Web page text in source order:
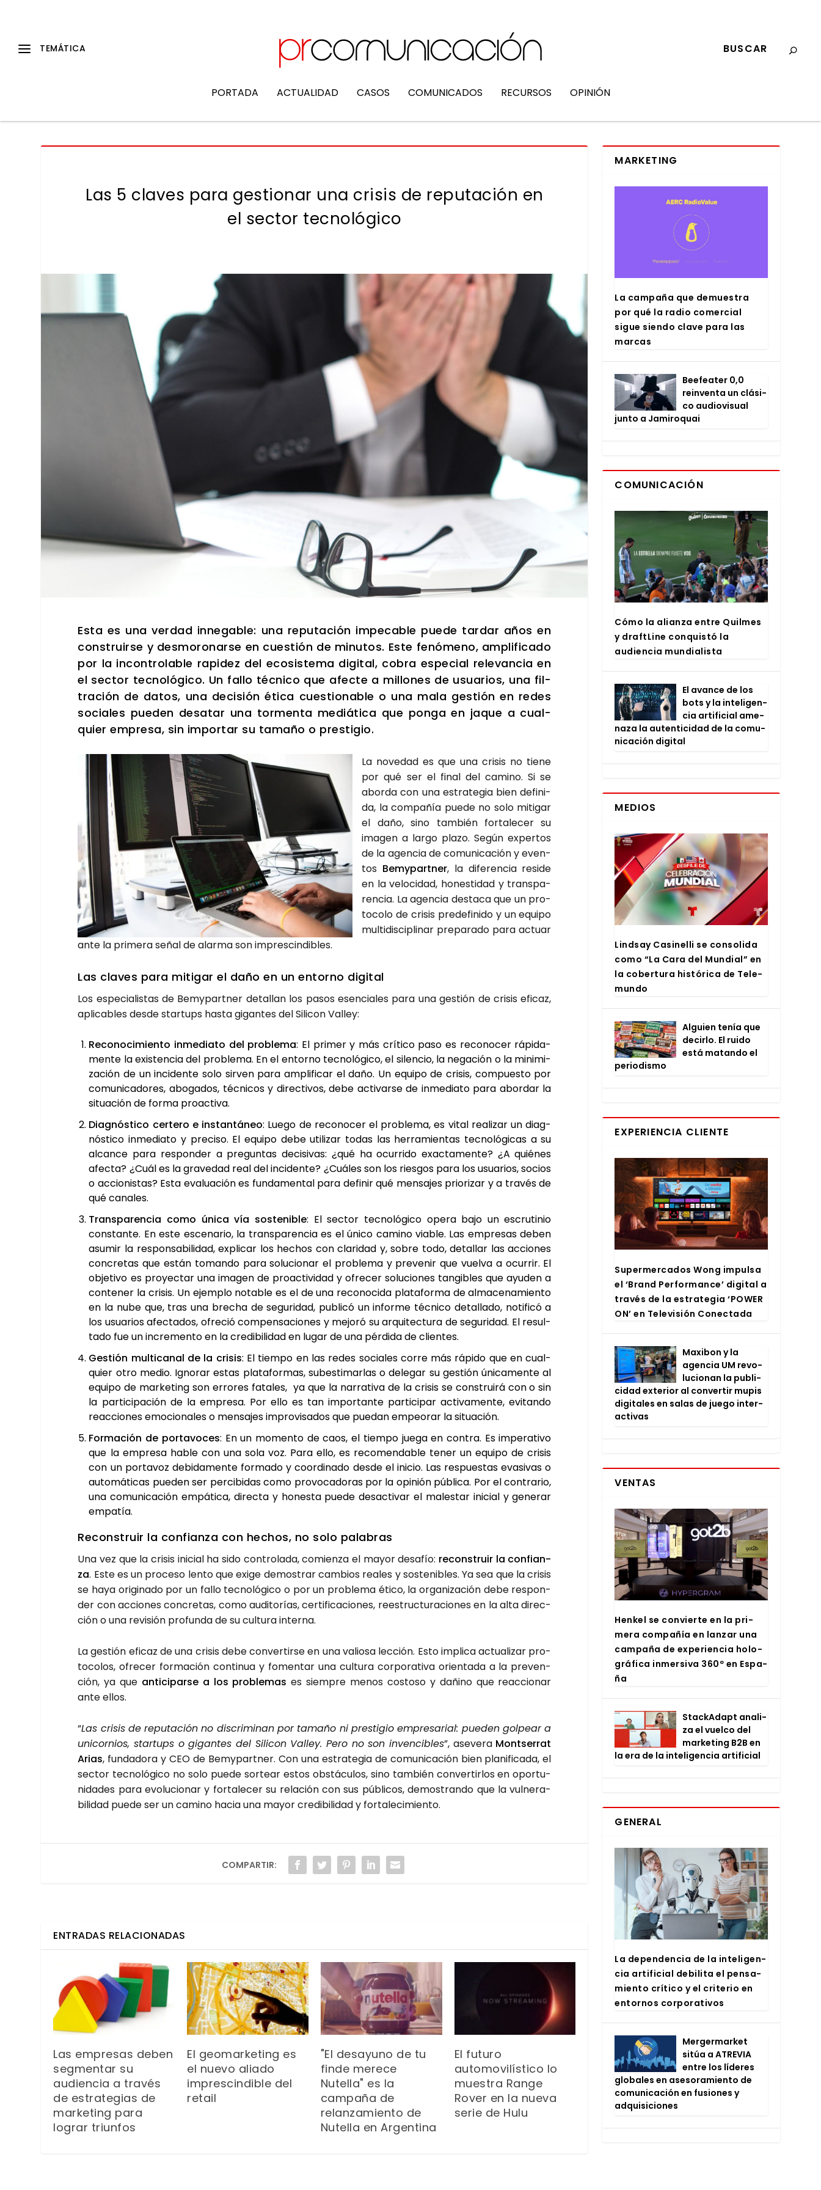
PORTADA ACTUALIDAD CASOS COMUNICADOS RECURSOS OPINIÓN
Las 5 claves para gestionar una crisis de reputación en
el sector tecnológico
Esta es una ver­dad inne­ga­ble: una repu­tación impe­ca­ble pue­de tar­dar años en
cons­truir­se y des­mo­ro­nar­se en cues­tión de minu­tos. Este fenó­meno, ampli­fi­ca­do
por la incon­tro­la­ble rapi­dez del eco­sis­te­ma digi­tal, cobra espe­cial rele­van­cia en
el sec­tor tec­no­ló­gi­co. Un fallo téc­ni­co que afec­te a millo­nes de usua­rios, una fil­
tra­ción de datos, una deci­sión éti­ca cues­tio­na­ble o una mala ges­tión en redes
socia­les pue­den des­atar una tor­men­ta mediá­ti­ca que pon­ga en jaque a cual­
quier empre­sa, sin impor­tar su tama­ño o pres­ti­gio.
La nove­dad es que una cri­sis no tie­ne
por qué ser el final del camino. Si se
abor­da con una estra­te­gia bien defi­ni­
da, la com­pa­ñía pue­de no solo miti­gar
el daño, sino tam­bién for­ta­le­cer su
ima­gen a lar­go pla­zo. Según exper­tos
de la agen­cia de comu­ni­ca­ción y even­
tos Bemy­part­ner, la dife­ren­cia resi­de
en la velo­ci­dad, hones­ti­dad y trans­pa­
ren­cia. La agen­cia des­ta­ca que un pro­
to­co­lo de cri­sis pre­de­fi­ni­do y un equi­po
mul­ti­dis­ci­pli­nar pre­pa­ra­do para actuar
ante la pri­me­ra señal de alar­ma son impres­cin­di­bles.
Las cla­ves para miti­gar el daño en un entorno digi­tal
Los espe­cia­lis­tas de Bemy­part­ner deta­llan los pasos esen­cia­les para una ges­tión de cri­sis efi­caz,
apli­ca­bles des­de star­tups has­ta gigan­tes del Sili­con Valley:
Reco­no­ci­mien­to inme­dia­to del pro­ble­ma: El pri­mer y más crí­ti­co paso es reco­no­cer rápi­da­
men­te la exis­ten­cia del pro­ble­ma. En el entorno tec­no­ló­gi­co, el silen­cio, la nega­ción o la mini­mi­
za­ción de un inci­den­te solo sir­ven para ampli­fi­car el daño. Un equi­po de cri­sis, com­pues­to por
comu­ni­ca­do­res, abo­ga­dos, téc­ni­cos y direc­ti­vos, debe acti­var­se de inme­dia­to para abor­dar la
situa­ción de for­ma proac­ti­va.
Diag­nós­ti­co cer­te­ro e ins­tan­tá­neo: Lue­go de reco­no­cer el pro­ble­ma, es vital rea­li­zar un diag­
nós­ti­co inme­dia­to y pre­ci­so. El equi­po debe uti­li­zar todas las herra­mien­tas tec­no­ló­gi­cas a su
alcan­ce para res­pon­der a pre­gun­tas deci­si­vas: ¿qué ha ocu­rri­do exac­ta­men­te? ¿A quié­nes
afec­ta? ¿Cuál es la gra­ve­dad real del inci­den­te? ¿Cuá­les son los ries­gos para los usua­rios, socios
o accio­nis­tas? Esta eva­lua­ción es fun­da­men­tal para defi­nir qué men­sa­jes prio­ri­zar y a tra­vés de
qué cana­les.
Trans­pa­ren­cia como úni­ca vía sos­te­ni­ble: El sec­tor tec­no­ló­gi­co ope­ra bajo un escru­ti­nio
cons­tan­te. En este esce­na­rio, la trans­pa­ren­cia es el úni­co camino via­ble. Las empre­sas deben
asu­mir la res­pon­sa­bi­li­dad, expli­car los hechos con cla­ri­dad y, sobre todo, deta­llar las accio­nes
con­cre­tas que están toman­do para solu­cio­nar el pro­ble­ma y pre­ve­nir que vuel­va a ocu­rrir. El
obje­ti­vo es pro­yec­tar una ima­gen de proac­ti­vi­dad y ofre­cer solu­cio­nes tan­gi­bles que ayu­den a
con­te­ner la cri­sis. Un ejem­plo nota­ble es el de una reco­no­ci­da pla­ta­for­ma de alma­ce­na­mien­to
en la nube que, tras una bre­cha de segu­ri­dad, publi­có un infor­me téc­ni­co deta­lla­do, noti­fi­có a
los usua­rios afec­ta­dos, ofre­ció com­pen­sa­cio­nes y mejo­ró su arqui­tec­tu­ra de segu­ri­dad. El resul­
ta­do fue un incre­men­to en la cre­di­bi­li­dad en lugar de una pér­di­da de clien­tes.
Ges­tión mul­ti­ca­nal de la cri­sis: El tiem­po en las redes socia­les corre más rápi­do que en cual­
quier otro medio. Igno­rar estas pla­ta­for­mas, sub­es­ti­mar­las o dele­gar su ges­tión úni­ca­men­te al
equi­po de mar­ke­ting son erro­res fata­les, ya que la narra­ti­va de la cri­sis se cons­trui­rá con o sin
la par­ti­ci­pa­ción de la empre­sa. Por ello es tan impor­tan­te par­ti­ci­par acti­va­men­te, evi­tan­do
reac­cio­nes emo­cio­na­les o men­sa­jes impro­vi­sa­dos que pue­dan empeo­rar la situa­ción.
For­ma­ción de por­ta­vo­ces: En un momen­to de caos, el tiem­po jue­ga en con­tra. Es impe­ra­ti­vo
que la empre­sa hable con una sola voz. Para ello, es reco­men­da­ble tener un equi­po de cri­sis
con un por­ta­voz debi­da­men­te for­ma­do y coor­di­na­do des­de el ini­cio. Las res­pues­tas eva­si­vas o
auto­má­ti­cas pue­den ser per­ci­bi­das como pro­vo­ca­do­ras por la opi­nión públi­ca. Por el con­tra­rio,
una comu­ni­ca­ción empá­ti­ca, direc­ta y hones­ta pue­de des­ac­ti­var el males­tar ini­cial y gene­rar
empa­tía.
Recons­truir la con­fian­za con hechos, no solo pala­bras
Una vez que la cri­sis ini­cial ha sido con­tro­la­da, comien­za el mayor desa­fío: recons­truir la con­fian­
za. Este es un pro­ce­so len­to que exi­ge demos­trar cam­bios reales y sos­te­ni­bles. Ya sea que la cri­sis
se haya ori­gi­na­do por un fallo tec­no­ló­gi­co o por un pro­ble­ma éti­co, la orga­ni­za­ción debe res­pon­
der con accio­nes con­cre­tas, como audi­to­rías, cer­ti­fi­ca­cio­nes, rees­truc­tu­ra­cio­nes en la alta direc­
ción o una revi­sión pro­fun­da de su cul­tu­ra inter­na.
La ges­tión efi­caz de una cri­sis debe con­ver­tir­se en una valio­sa lec­ción. Esto impli­ca actua­li­zar pro­
to­co­los, ofre­cer for­ma­ción con­ti­nua y fomen­tar una cul­tu­ra cor­po­ra­ti­va orien­ta­da a la pre­ven­
ción, ya que anti­ci­par­se a los pro­ble­mas es siem­pre menos cos­to­so y dañino que reac­cio­nar
ante ellos.
“Las cri­sis de repu­tación no dis­cri­mi­nan por tama­ño ni pres­ti­gio empre­sa­rial: pue­den gol­pear a
uni­cor­nios, star­tups o gigan­tes del Sili­con Valley. Pero no son inven­ci­bles”, ase­ve­ra Mon­tse­rrat
Arias, fun­da­do­ra y CEO de Bemy­part­ner. Con una estra­te­gia de comu­ni­ca­ción bien pla­ni­fi­ca­da, el
sec­tor tec­no­ló­gi­co no solo pue­de sor­tear estos obs­tácu­los, sino tam­bién con­ver­tir­los en opor­tu­
ni­da­des para evo­lu­cio­nar y for­ta­le­cer su rela­ción con sus públi­cos, demos­tran­do que la vul­ne­ra­
bi­li­dad pue­de ser un camino hacia una mayor cre­di­bi­li­dad y for­ta­le­ci­mien­to.
COMPARTIR:
ENTRADAS RELACIONADAS
Las empresas deben
segmentar su
audiencia a través
de estrategias de
marketing para
lograr triunfos
El geomarketing es
el nuevo aliado
imprescindible del
retail
"El desayuno de tu
finde merece
Nutella" es la
campaña de
relanzamiento de
Nutella en Argentina
El futuro
automovilístico lo
muestra Range
Rover en la nueva
serie de Hulu
MARKETING
La cam­pa­ña que demues­tra
por qué la radio comer­cial
sigue sien­do cla­ve para las
mar­cas
Bee­fea­ter 0,0
rein­ven­ta un clá­si­
co audio­vi­sual
jun­to a Jami­ro­quai
COMUNICACIÓN
Cómo la alian­za entre Quil­mes
y draftLi­ne con­quis­tó la
audien­cia mun­dia­lis­ta
El avan­ce de los
bots y la inte­li­gen­
cia arti­fi­cial ame­
na­za la auten­ti­ci­dad de la comu­
ni­ca­ción digi­tal
MEDIOS
Lind­say Casi­ne­lli se con­so­li­da
como “La Cara del Mun­dial” en
la cober­tu­ra his­tó­ri­ca de Tele­
mun­do
Alguien tenía que
decir­lo. El rui­do
está matan­do el
perio­dis­mo
EXPERIENCIA CLIENTE
Super­mer­ca­dos Wong impul­sa
el ‘Brand Per­for­man­ce’ digi­tal a
tra­vés de la estra­te­gia ‘POWER
ON’ en Tele­vi­sión Conec­ta­da
Maxi­bon y la
agen­cia UM revo­
lu­cio­nan la publi­
ci­dad exte­rior al con­ver­tir mupis
digi­ta­les en salas de jue­go inter­
ac­ti­vas
VENTAS
Hen­kel se con­vier­te en la pri­
me­ra com­pa­ñía en lan­zar una
cam­pa­ña de expe­rien­cia holo­
grá­fi­ca inmer­si­va 360º en Espa­
ña
Stac­kA­dapt ana­li­
za el vuel­co del
mar­ke­ting B2B en
la era de la inte­li­gen­cia arti­fi­cial
GENERAL
La depen­den­cia de la inte­li­gen­
cia arti­fi­cial debi­li­ta el pen­sa­
mien­to crí­ti­co y el cri­te­rio en
entor­nos cor­po­ra­ti­vos
Mer­ger­mar­ket
sitúa a ATRE­VIA
entre los líde­res
glo­ba­les en ase­so­ra­mien­to de
comu­ni­ca­ción en fusio­nes y
adqui­si­cio­nes